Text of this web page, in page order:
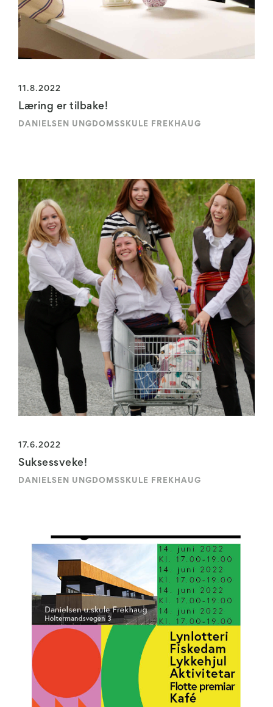
11.8.2022
Læring er tilbake!
DANIELSEN UNGDOMSSKULE FREKHAUG
17.6.2022
Suksessveke!
DANIELSEN UNGDOMSSKULE FREKHAUG